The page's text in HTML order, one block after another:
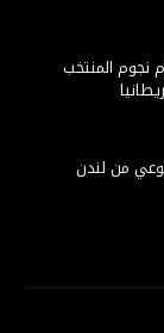
نجوم المنتخب